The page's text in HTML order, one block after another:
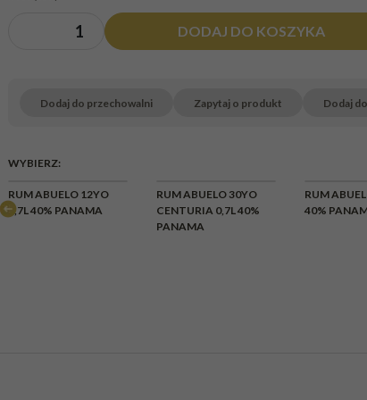
DODAJ DO KOSZYKA
Dodaj do przechowalni Zapytaj o produkt Dodaj
WYBIERZ:
RUM ABUELO 12YO
0,7L 40% PANAMA
RUM ABUELO 30YO
CENTURIA 0,7L 40%
PANAMA
RUM
40%